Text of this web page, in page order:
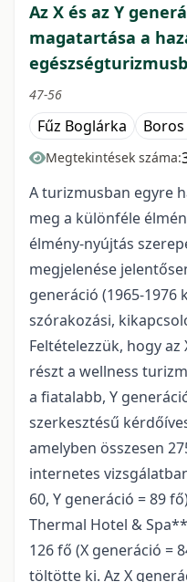
Az X és az Y
magatartása a
47-56
Fűz Boglárka Boros
Megtekintések száma:
A turizmusban egyre
meg a különféle
élmény-nyújtás
megjelenése
generáció (1965-
szórakozási,
Feltételezzük, hogy az
részt a wellness
a fiatalabb, Y
szerkesztésű
amelyben összesen
internetes
60, Y generáció = 89
Thermal Hotel &
126 fő (X generáció =
töltötte ki. Az X